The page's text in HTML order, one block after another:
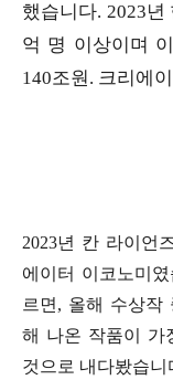
했습니다. 2023
억 명 이상이며
140조원. 크리에
2023년 칸 라이언
에이터 이코노미
르면, 올해 수상작
해 나온 작품이 가
것으로 내다봤습니